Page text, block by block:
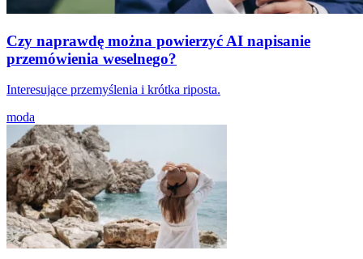
Czy naprawdę można powierzyć AI napisanie
przemówienia weselnego?
Interesujące przemyślenia i krótka riposta.
moda